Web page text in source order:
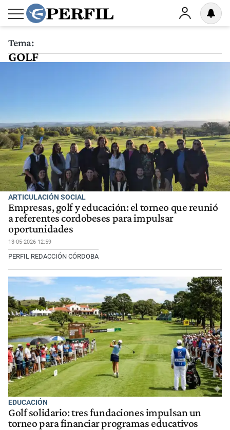
Tema:
GOLF
ARTICULACIÓN SOCIAL
Empresas, golf y educación: el torneo que reunió
a referentes cordobeses para impulsar
oportunidades
13-05-2026 12:59
PERFIL REDACCIÓN CÓRDOBA
EDUCACIÓN
Golf solidario: tres fundaciones impulsan un
torneo para financiar programas educativos